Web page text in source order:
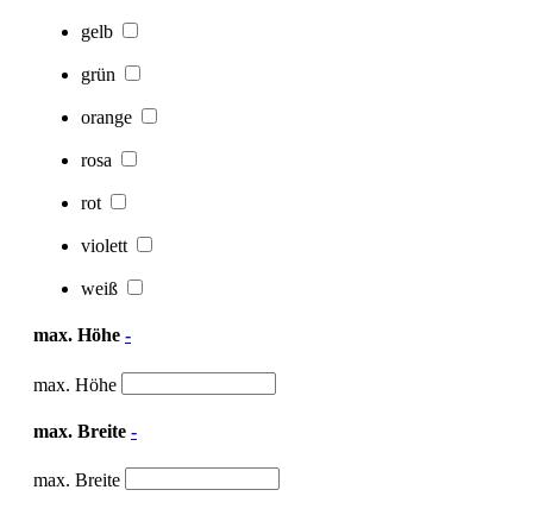
gelb
grün
orange
rosa
rot
violett
weiß
max. Höhe -
max. Höhe
max. Breite -
max. Breite